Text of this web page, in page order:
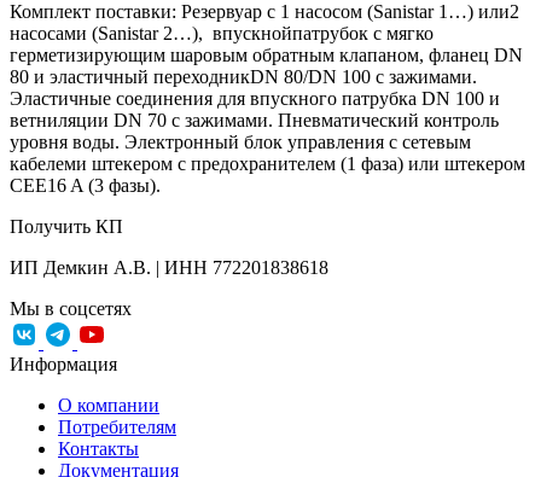
Комплект поставки: Резервуар с 1 насосом (Sanistar 1…) или2
насосами (Sanistar 2…), впускнойпатрубок с мягко
герметизирующим шаровым обратным клапаном, фланец DN
80 и эластичный переходникDN 80/DN 100 с зажимами.
Эластичные соединения для впускного патрубка DN 100 и
ветниляции DN 70 с зажимами. Пневматический контроль
уровня воды. Электронный блок управления с сетевым
кабелеми штекером с предохранителем (1 фаза) или штекером
CEE16 A (3 фазы).
Получить КП
ИП Демкин А.В. | ИНН 772201838618
Мы в соцсетях
Информация
О компании
Потребителям
Контакты
Документация